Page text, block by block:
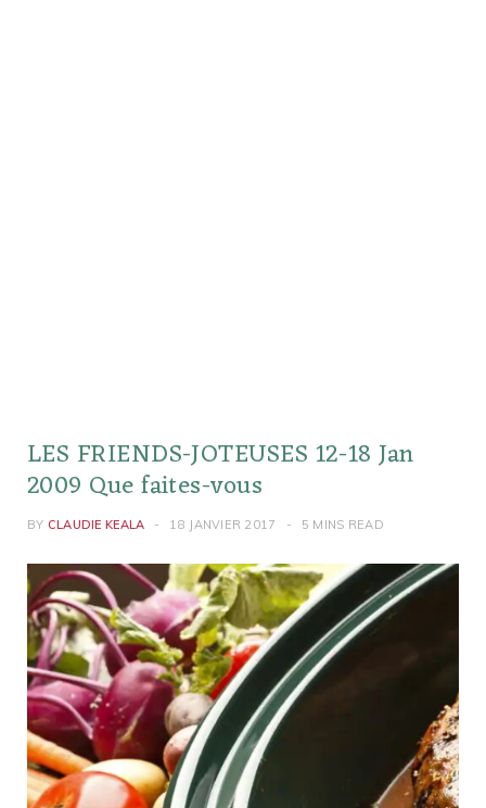
LES FRIENDS-JOTEUSES 12-18 Jan
2009 Que faites-vous
BY CLAUDIE KEALA 18 JANVIER 2017 5 MINS READ